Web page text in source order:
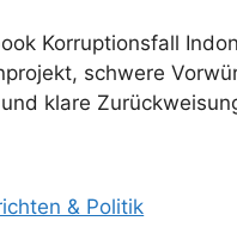
Korruptionsfall
schwere
klare
& Politik